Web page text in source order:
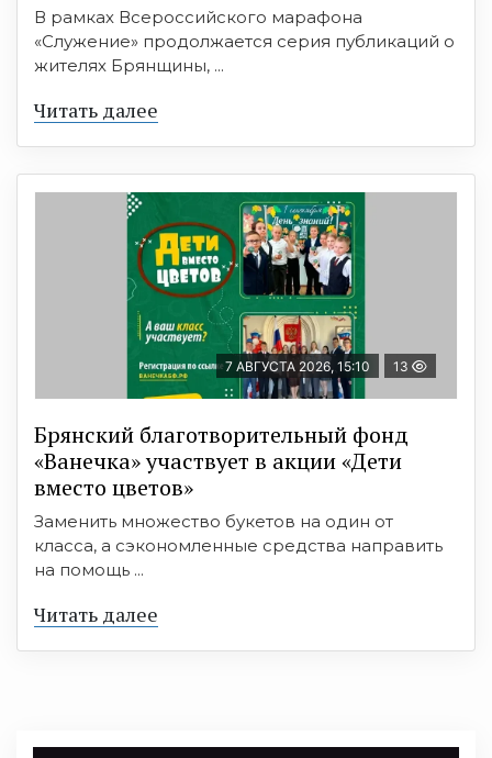
В рамках Всероссийского марафона
«Служение» продолжается серия публикаций о
жителях Брянщины, ...
Читать далее
7 АВГУСТА 2026, 15:10 13
Брянский благотворительный фонд
«Ванечка» участвует в акции «Дети
вместо цветов»
Заменить множество букетов на один от
класса, а сэкономленные средства направить
на помощь ...
Читать далее